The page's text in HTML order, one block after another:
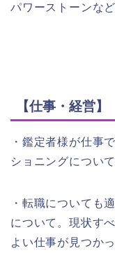
パワーストーンな
【仕事・経営】
・鑑定者様が仕事
ショニングについ
・転職についても
について。現状す
よい仕事が見つか